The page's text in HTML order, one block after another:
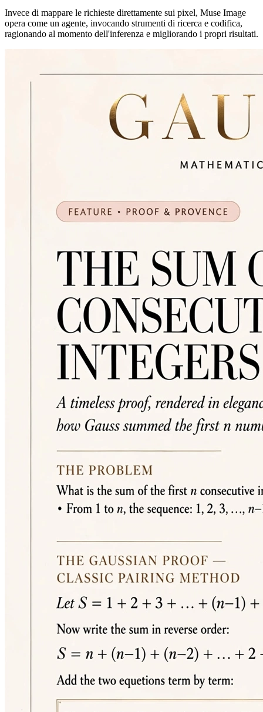
Invece di mappare le richieste direttamente sui pixel, Muse Image
opera come un agente, invocando strumenti di ricerca e codifica,
ragionando al momento dell'inferenza e migliorando i propri risultati.